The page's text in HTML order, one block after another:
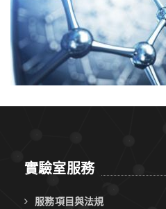
實驗室服務
服務項目與法規